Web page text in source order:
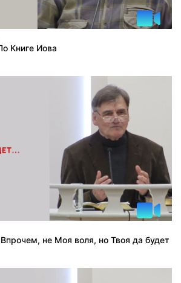
Книге Иова
не Моя воля, но Твоя да будет